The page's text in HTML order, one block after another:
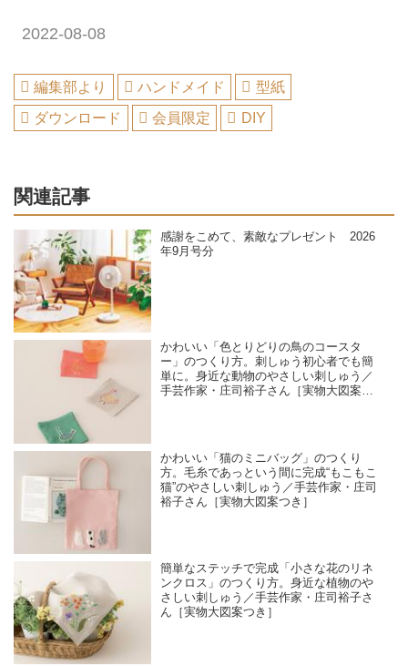
2022-08-08
編集部より ハンドメイド
型紙
ダウンロード
会員限定 DIY
関連記事
感謝をこめて、素敵なプレゼント 2026
年9月号分
かわいい「色とりどりの鳥のコースタ
ー」のつくり方。刺しゅう初心者でも簡
単に。身近な動物のやさしい刺しゅう／
手芸作家・庄司裕子さん［実物大図案つ
かわいい「猫のミニバッグ」のつくり
方。毛糸であっという間に完成“もこもこ
猫”のやさしい刺しゅう／手芸作家・庄司
裕子さん［実物大図案つき］
簡単なステッチで完成「小さな花のリネ
ンクロス」のつくり方。身近な植物のや
さしい刺しゅう／手芸作家・庄司裕子さ
ん［実物大図案つき］